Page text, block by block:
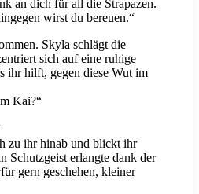
an dich für all die Strapazen.
wirst du bereuen.“
Skyla schlägt die
sich auf eine ruhige
ihr hilft, gegen diese Wut im
Kai?“
zu ihr hinab und blickt ihr
Schutzgeist erlangte dank der
gern geschehen, kleiner